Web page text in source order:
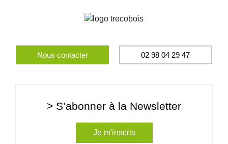
Nous contacter 02 98 04 29 47
> S’abonner à la Newsletter
Je m'inscris